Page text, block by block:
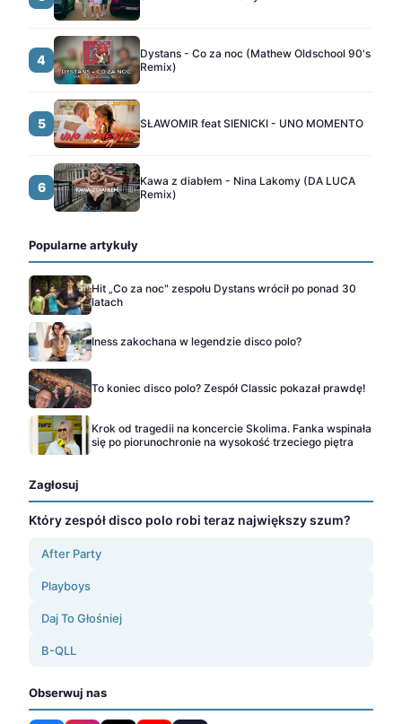
4
Dystans - Co za noc (Mathew Oldschool 90's
Remix)
5 SŁAWOMIR feat SIENICKI - UNO MOMENTO
6
Kawa z diabłem - Nina Lakomy (DA LUCA
Remix)
Popularne artykuły
Hit „Co za noc" zespołu Dystans wrócił po ponad 30
latach
Iness zakochana w legendzie disco polo?
To koniec disco polo? Zespół Classic pokazał prawdę!
Krok od tragedii na koncercie Skolima. Fanka wspinała
się po piorunochronie na wysokość trzeciego piętra
Zagłosuj
Który zespół disco polo robi teraz największy szum?
After Party
Playboys
Daj To Głośniej
B-QLL
Obserwuj nas